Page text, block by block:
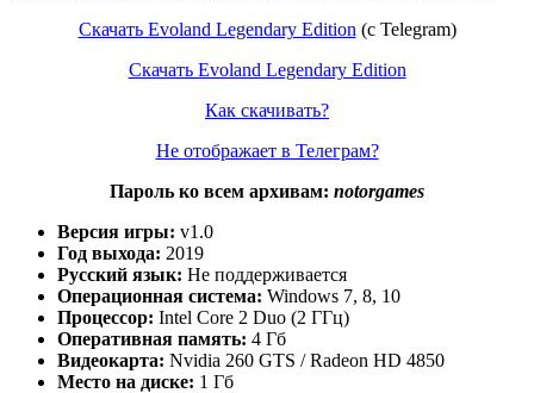
Скачать Evoland Legendary Edition (c Telegram)
Скачать Evoland Legendary Edition
Как скачивать?
Не отображает в Телеграм?
Пароль ко всем архивам: notorgames
Версия игры: v1.0
Год выхода: 2019
Русский язык: Не поддерживается
Операционная система: Windows 7, 8, 10
Процессор: Intel Core 2 Duo (2 ГГц)
Оперативная память: 4 Гб
Видеокарта: Nvidia 260 GTS / Radeon HD 4850
Место на диске: 1 Гб